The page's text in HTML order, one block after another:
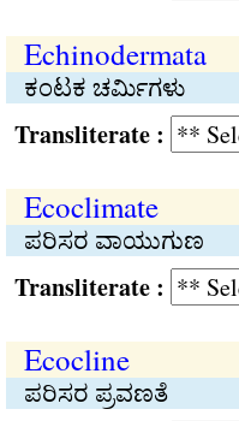
Echinodermata
ಕಂಟಕ ಚರ್ಮಿಗಳು
:
Ecoclimate
ಪರಿಸರ ವಾಯುಗುಣ
:
Ecocline
ಪರಿಸರ ಪ್ರವಣತೆ